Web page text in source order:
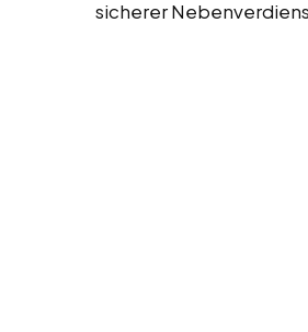
sicherer